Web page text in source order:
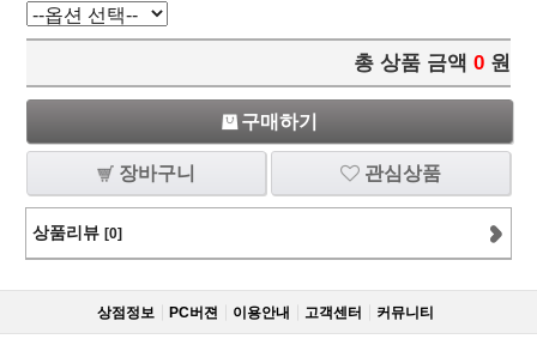
총 상품 금액 0 원
구매하기
장바구니 관심상품
상품리뷰 [0]
상점정보 PC버젼 이용안내 고객센터 커뮤니티